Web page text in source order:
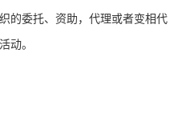
的委托、资助，代理或者变相代
动。